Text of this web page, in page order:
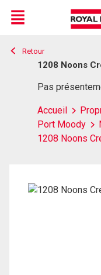
Live
En Direct
Menu
Retour
1208 Noons
Pas
Accueil
Port Moody
1208 Noons